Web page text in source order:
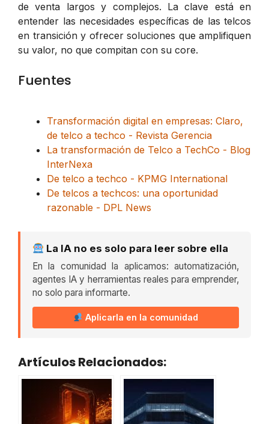
de venta largos y complejos. La clave está en
entender las necesidades específicas de las telcos
en transición y ofrecer soluciones que amplifiquen
su valor, no que compitan con su core.
Fuentes
Transformación digital en empresas: Claro,
de telco a techco - Revista Gerencia
La transformación de Telco a TechCo - Blog
InterNexa
De telco a techco - KPMG International
De telcos a techcos: una oportunidad
razonable - DPL News
La IA no es solo para leer sobre ella
En la comunidad la aplicamos: automatización,
agentes IA y herramientas reales para emprender,
no solo para informarte.
Aplicarla en la comunidad
Artículos Relacionados: